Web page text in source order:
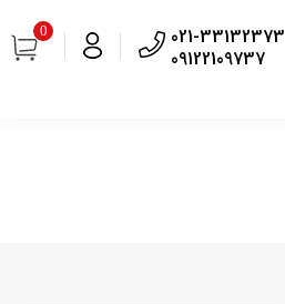
021-33132373
09122109737
0